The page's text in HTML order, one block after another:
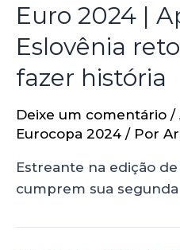
Euro 2024 |
Eslovênia
fazer história
Deixe um comentário /
Eurocopa 2024 / Por
Estreante na edição
cumprem sua